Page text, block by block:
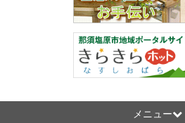
メニュー